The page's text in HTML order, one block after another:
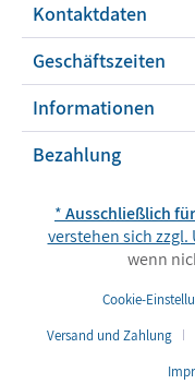
Kontaktdaten
Geschäftszeiten
Informationen
Bezahlung
*Ausschließlich
verstehen sich
wenn
Cookie-
Versand und Zahlung